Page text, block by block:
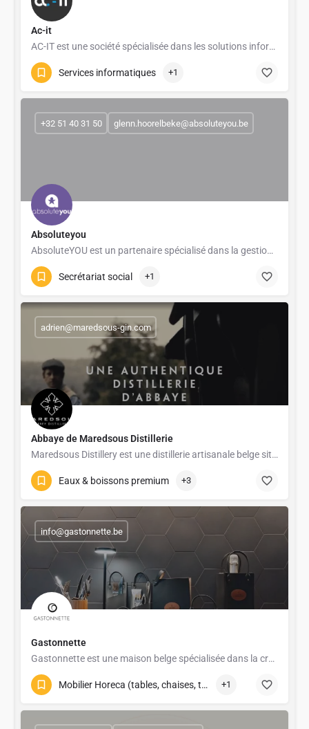
Ac-it
AC-IT est une société spécialisée dans les solutions informatiques pour entreprises, proposant des services…
Services informatiques +1
Absoluteyou
AbsoluteYOU est un partenaire spécialisé dans la gestion de la paie et de l’administration du personnel…
+32 51 40 31 50 glenn.hoorelbeke@absoluteyou.be
Secrétariat social +1
Abbaye de Maredsous Distillerie
Maredsous Distillery est une distillerie artisanale belge située au cœur de la vallée de la Molignée, aux…
adrien@maredsous-gin.com
Eaux & boissons premium +3
Gastonnette
Gastonnette est une maison belge spécialisée dans la création d’accessoires en maroquinerie dédiés à l’art de…
info@gastonnette.be
Mobilier Horeca (tables, chaises, terrasses) +1